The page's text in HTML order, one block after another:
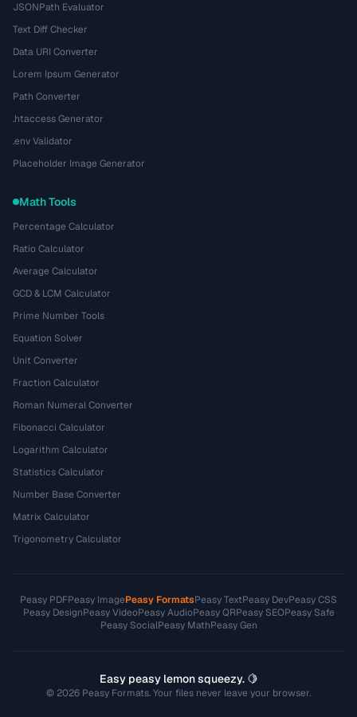
JSONPath Evaluator
Text Diff Checker
Data URI Converter
Lorem Ipsum Generator
Path Converter
.htaccess Generator
.env Validator
Placeholder Image Generator
Math Tools
Percentage Calculator
Ratio Calculator
Average Calculator
GCD & LCM Calculator
Prime Number Tools
Equation Solver
Unit Converter
Fraction Calculator
Roman Numeral Converter
Fibonacci Calculator
Logarithm Calculator
Statistics Calculator
Number Base Converter
Matrix Calculator
Trigonometry Calculator
Peasy PDFPeasy ImagePeasy FormatsPeasy TextPeasy DevPeasy CSS
Peasy DesignPeasy VideoPeasy AudioPeasy QRPeasy SEOPeasy Safe
Peasy SocialPeasy MathPeasy Gen
Easy peasy lemon squeezy. 🍋
© 2026 Peasy Formats. Your files never leave your browser.